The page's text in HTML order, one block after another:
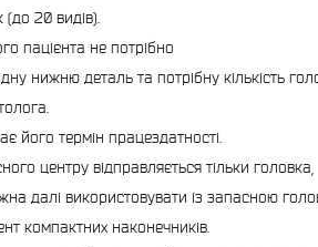
20 видів).
пацієнта не потрібно
нижню деталь та потрібну кількість
його термін працездатності.
центру відправляється тільки головка,
далі використовувати із запасною
компактних наконечників.